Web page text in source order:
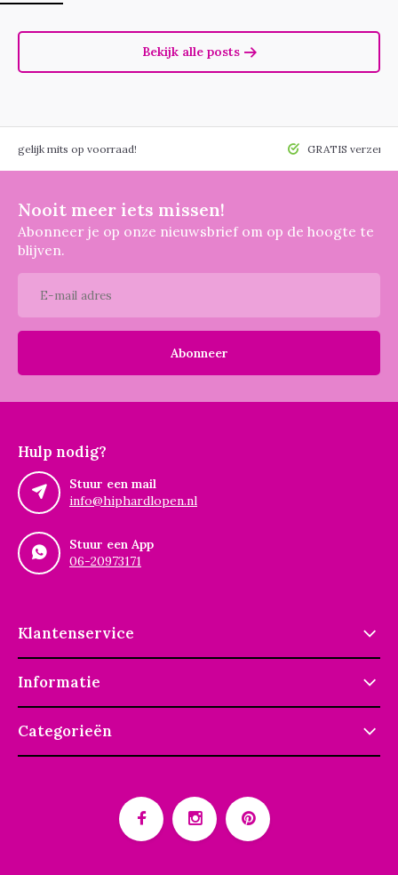
Bekijk alle posts
mits op voorraad! GRATIS
Nooit meer iets missen!
Abonneer je op onze nieuwsbrief om op de hoogte te
blijven.
Abonneer
Hulp nodig?
Stuur een mail
info@hiphardlopen.nl
Stuur een App
06-20973171
Klantenservice
Informatie
Categorieën